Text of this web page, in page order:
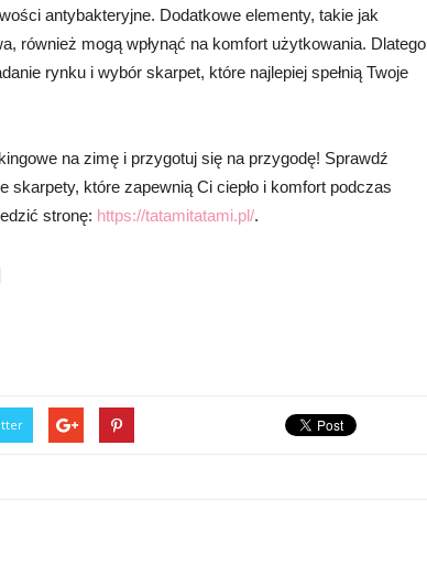
antybakteryjne. Dodatkowe elementy, takie jak
również mogą wpłynąć na komfort użytkowania. Dlatego
rynku i wybór skarpet, które najlepiej spełnią Twoje
na zimę i przygotuj się na przygodę! Sprawdź
skarpety, które zapewnią Ci ciepło i komfort podczas
stronę: https://tatamitatami.pl/.